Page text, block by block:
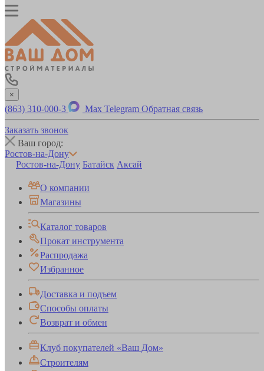
×
(863) 310-000-3 Max Telegram Обратная связь
Заказать звонок
Ваш город:
Ростов-на-Дону
Ростов-на-Дону Батайск Аксай
О компании
Магазины
Каталог товаров
Прокат инструмента
Распродажа
Избранное
Доставка и подъем
Способы оплаты
Возврат и обмен
Клуб покупателей «Ваш Дом»
Строителям